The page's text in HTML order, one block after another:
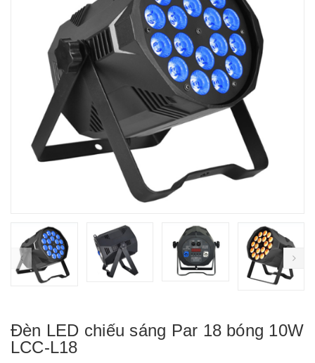
prev
Đèn LED chiếu sáng Par 18 bóng 10W
LCC-L18